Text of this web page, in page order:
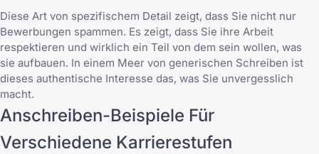
Diese Art von spezifischem Detail zeigt, dass Sie nicht nur
Bewerbungen spammen. Es zeigt, dass Sie ihre Arbeit
respektieren und wirklich ein Teil von dem sein wollen, was
sie aufbauen. In einem Meer von generischen Schreiben ist
dieses authentische Interesse das, was Sie unvergesslich
macht.
Anschreiben-Beispiele Für
Verschiedene Karrierestufen